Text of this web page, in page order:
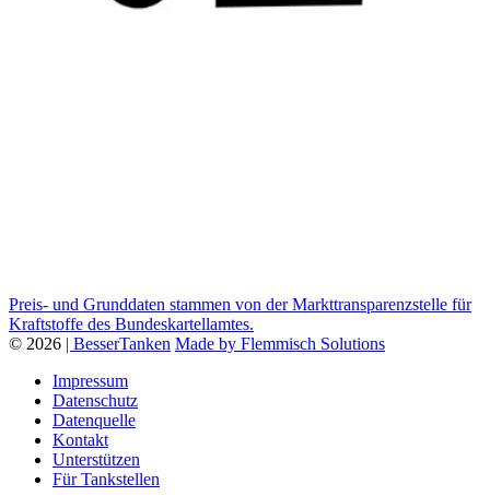
Preis- und Grunddaten stammen von der Markttransparenzstelle für
Kraftstoffe des Bundeskartellamtes.
© 2026 | BesserTanken Made by Flemmisch Solutions
Impressum
Datenschutz
Datenquelle
Kontakt
Unterstützen
Für Tankstellen